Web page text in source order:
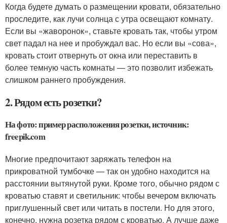
Когда будете думать о размещении кровати, обязательно
проследите, как лучи солнца с утра освещают комнату.
Если вы «жаворонок», ставьте кровать так, чтобы утром
свет падал на нее и пробуждал вас. Но если вы «сова»,
кровать стоит отвернуть от окна или переставить в
более темную часть комнаты — это позволит избежать
слишком раннего пробуждения.
2. Рядом есть розетки?
На фото: пример расположения розетки, источник:
freepik.com
Многие предпочитают заряжать телефон на
прикроватной тумбочке — так он удобно находится на
расстоянии вытянутой руки. Кроме того, обычно рядом с
кроватью ставят и светильник: чтобы вечером включать
приглушенный свет или читать в постели. Но для этого,
конечно, нужна розетка рядом с кроватью. А лучше даже